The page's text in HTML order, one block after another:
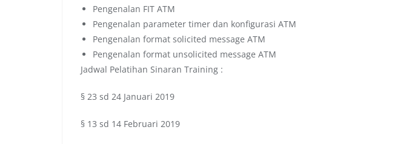
Pengenalan FIT ATM
Pengenalan parameter timer dan konfigurasi ATM
Pengenalan format solicited message ATM
Pengenalan format unsolicited message ATM
Jadwal Pelatihan Sinaran Training :
§ 23 sd 24 Januari 2019
§ 13 sd 14 Februari 2019